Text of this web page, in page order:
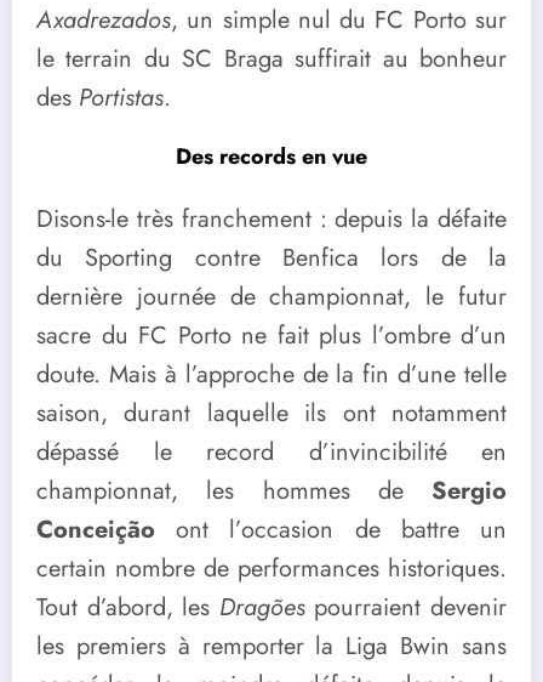
Axadrezados, un simple nul du FC Porto sur
le terrain du SC Braga suffirait au bonheur
des Portistas.
Des records en vue
Disons-le très franchement : depuis la défaite
du Sporting contre Benfica lors de la
dernière journée de championnat, le futur
sacre du FC Porto ne fait plus l’ombre d’un
doute. Mais à l’approche de la fin d’une telle
saison, durant laquelle ils ont notamment
dépassé le record d’invincibilité en
championnat, les hommes deSergio
Conceição ont l’occasion de battre un
certain nombre de performances historiques.
Tout d’abord, les Dragõespourraient devenir
les premiers à remporter la Liga Bwin sans